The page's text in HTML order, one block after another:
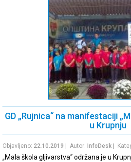
GD „Rujnica“ na manifestaciji
u Krupnju
Objavljeno: 22.10.2019 | Autor: InfoDesk |
„Mala škola gljivarstva“ održana je u